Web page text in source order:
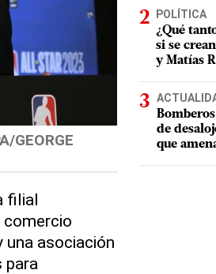
GEORGE
filial
una asociación
para
POLÍTICA
¿Qué
si se
y Matías
de
que